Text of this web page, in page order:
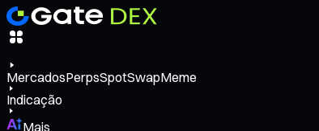
MercadosPerpsSpotSwapMeme
Indicação
Mais